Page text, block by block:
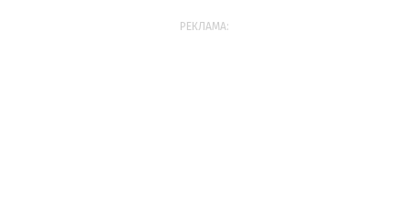
РЕКЛАМА: